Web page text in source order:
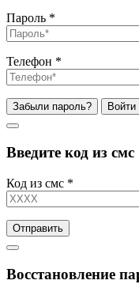
Пароль *
Телефон *
Забыли пароль? Войти
Введите код из смс
Код из смс *
Отправить
Восстановление